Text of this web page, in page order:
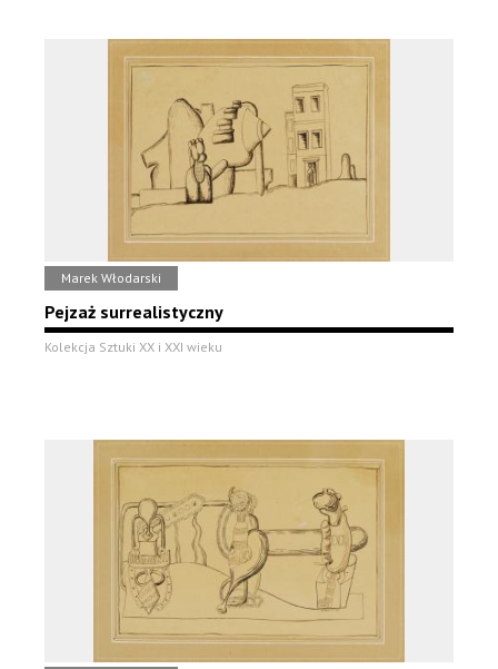
Marek Włodarski
Pejzaż surrealistyczny
Kolekcja Sztuki XX i XXI wieku